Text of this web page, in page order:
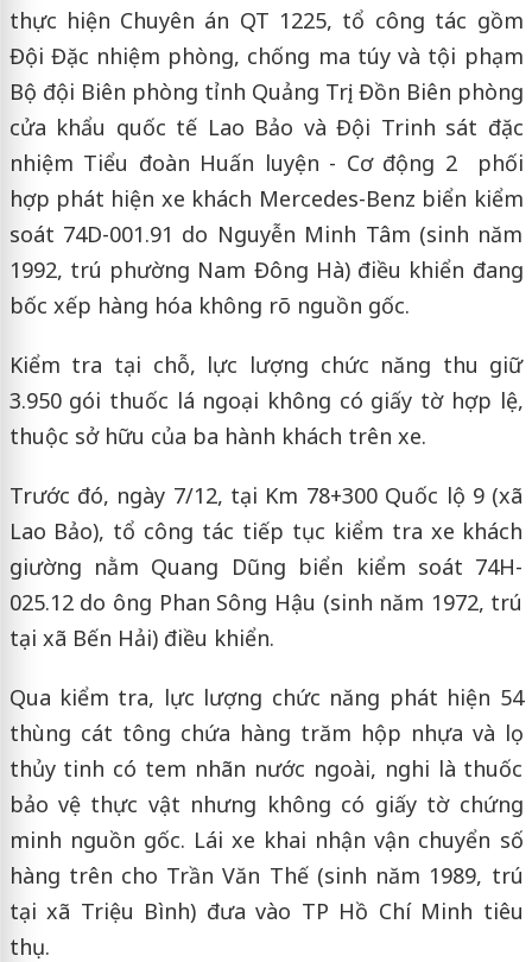
thực hiện Chuyên án QT 1225, tổ công tác gồm
Đội Đặc nhiệm phòng, chống ma túy và tội phạm
Bộ đội Biên phòng tỉnh Quảng Trị; Đồn Biên phòng
cửa khẩu quốc tế Lao Bảo và Đội Trinh sát đặc
nhiệm Tiểu đoàn Huấn luyện - Cơ động 2 phối
hợp phát hiện xe khách Mercedes-Benz biển kiểm
soát 74D-001.91 do Nguyễn Minh Tâm (sinh năm
1992, trú phường Nam Đông Hà) điều khiển đang
bốc xếp hàng hóa không rõ nguồn gốc.
Kiểm tra tại chỗ, lực lượng chức năng thu giữ
3.950 gói thuốc lá ngoại không có giấy tờ hợp lệ,
thuộc sở hữu của ba hành khách trên xe.
Trước đó, ngày 7/12, tại Km 78+300 Quốc lộ 9 (xã
Lao Bảo), tổ công tác tiếp tục kiểm tra xe khách
giường nằm Quang Dũng biển kiểm soát 74H-
025.12 do ông Phan Sông Hậu (sinh năm 1972, trú
tại xã Bến Hải) điều khiển.
Qua kiểm tra, lực lượng chức năng phát hiện 54
thùng cát tông chứa hàng trăm hộp nhựa và lọ
thủy tinh có tem nhãn nước ngoài, nghi là thuốc
bảo vệ thực vật nhưng không có giấy tờ chứng
minh nguồn gốc. Lái xe khai nhận vận chuyển số
hàng trên cho Trần Văn Thế (sinh năm 1989, trú
tại xã Triệu Bình) đưa vào TP Hồ Chí Minh tiêu
thụ.